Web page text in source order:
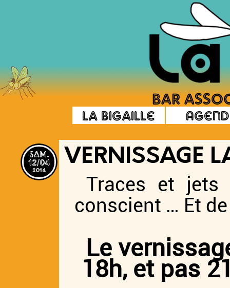
La Bigaille
sam.
12/04
2014
VERNISSAGE
Traces et jets
conscient … Et
Le
18h, et pas